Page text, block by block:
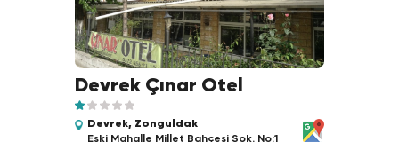
Devrek Çınar Otel
Devrek, Zonguldak
Eski Mahalle Millet Bahçesi Sok. No:1